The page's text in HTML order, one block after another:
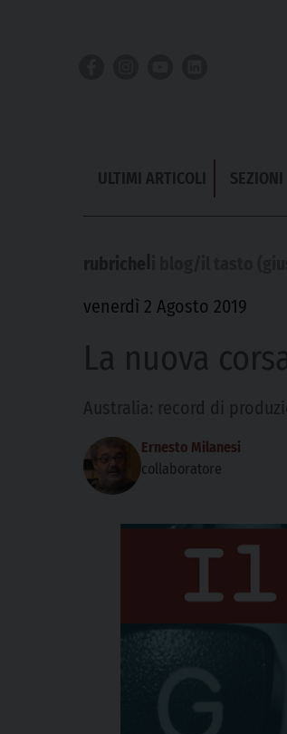
ULTIMI ARTICOLI SEZIONI
venerdì 2 Agosto 2019
La nuova
Australia: record di
Ernesto Milanesi
collaboratore